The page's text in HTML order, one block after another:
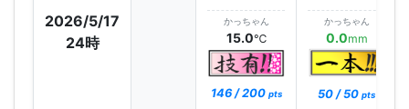
2026/5/17
24時
かっちゃん
15.0℃
146 / 200 pts
かっちゃん
0.0mm
50 / 50 pts